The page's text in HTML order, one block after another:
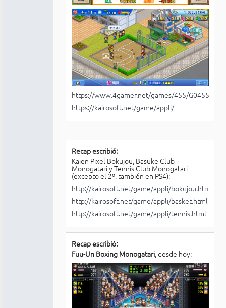
https://www.4gamer.net/games/455/G045571/
https://kairosoft.net/game/appli/
Recap escribió:
Kaien Pixel Bokujou, Basuke Club
Monogatari y Tennis Club Monogatari
(excepto el 2º, también en PS4):
http://kairosoft.net/game/appli/bokujou.html
http://kairosoft.net/game/appli/basket.html
http://kairosoft.net/game/appli/tennis.html
Recap escribió:
Fuu-Un Boxing Monogatari, desde hoy: